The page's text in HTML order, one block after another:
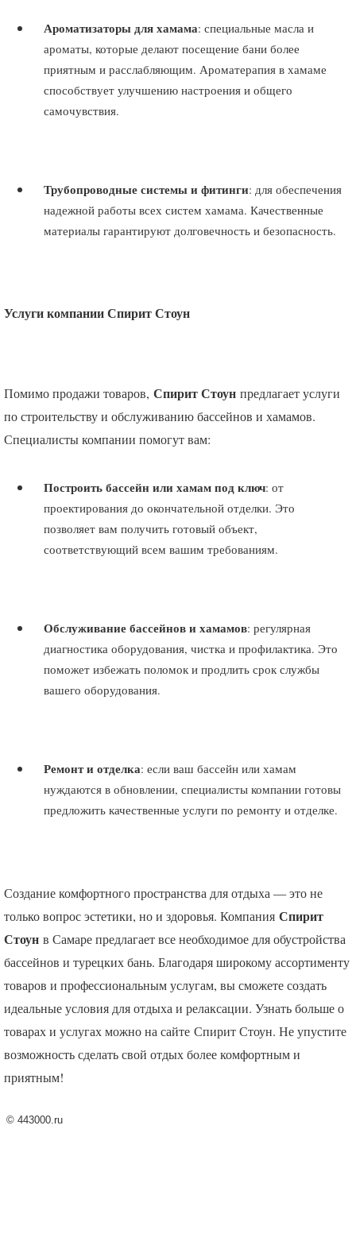
Ароматизаторы для хамама: специальные масла и
ароматы, которые делают посещение бани более
приятным и расслабляющим. Ароматерапия в хамаме
способствует улучшению настроения и общего
самочувствия.
Трубопроводные системы и фитинги: для обеспечения
надежной работы всех систем хамама. Качественные
материалы гарантируют долговечность и безопасность.
Услуги компании Спирит Стоун
Помимо продажи товаров, Спирит Стоун предлагает услуги
по строительству и обслуживанию бассейнов и хамамов.
Специалисты компании помогут вам:
Построить бассейн или хамам под ключ: от
проектирования до окончательной отделки. Это
позволяет вам получить готовый объект,
соответствующий всем вашим требованиям.
Обслуживание бассейнов и хамамов: регулярная
диагностика оборудования, чистка и профилактика. Это
поможет избежать поломок и продлить срок службы
вашего оборудования.
Ремонт и отделка: если ваш бассейн или хамам
нуждаются в обновлении, специалисты компании готовы
предложить качественные услуги по ремонту и отделке.
Создание комфортного пространства для отдыха — это не
только вопрос эстетики, но и здоровья. Компания Спирит
Стоун в Самаре предлагает все необходимое для обустройства
бассейнов и турецких бань. Благодаря широкому ассортименту
товаров и профессиональным услугам, вы сможете создать
идеальные условия для отдыха и релаксации. Узнать больше о
товарах и услугах можно на сайте Спирит Стоун. Не упустите
возможность сделать свой отдых более комфортным и
приятным!
© 443000.ru